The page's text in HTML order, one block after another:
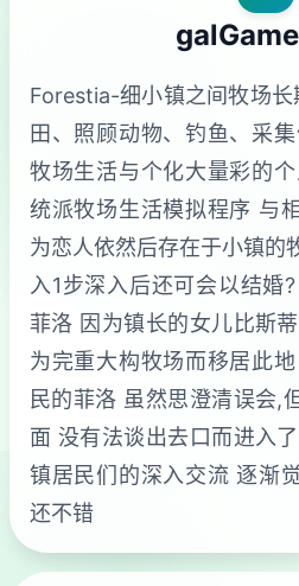
Forestia-细小镇之间牧场
田、照顾动物、钓鱼、采
牧场生活与个化大量彩的
统派牧场生活模拟程序 与
为恋人依然后存在于小镇的
入1步深入后还可会以结婚
菲洛 因为镇长的女儿比斯
为完重大构牧场而移居此
民的菲洛 虽然思澄清误会,
面 没有法谈出去口而进入
镇居民们的深入交流 逐渐
还不错